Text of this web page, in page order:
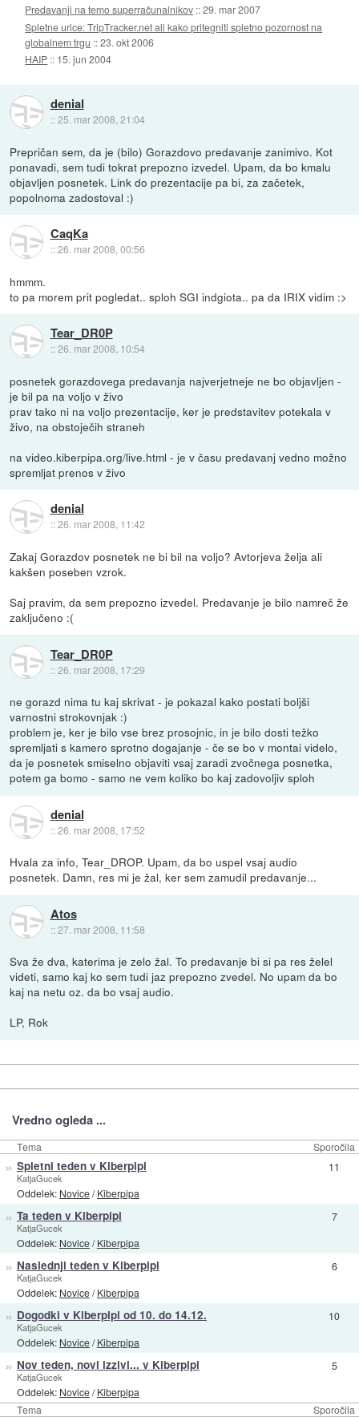
Predavanji na temo superračunalnikov ::29. mar 2007
Spletne urice: TripTracker.net ali kako pritegniti spletno pozornost na
globalnem trgu ::23. okt 2006
HAIP :: 15. jun 2004
denial
::25. mar 2008, 21:04
Prepričan sem, da je (bilo) Gorazdovo predavanje zanimivo. Kot
ponavadi, sem tudi tokrat prepozno izvedel. Upam, da bo kmalu
objavljen posnetek. Link do prezentacije pa bi, za začetek,
popolnoma zadostoval :)
CaqKa
::26. mar 2008, 00:56
hmmm.
to pa morem prit pogledat.. sploh SGI indgiota.. pa da IRIX vidim :>
Tear_DR0P
::26. mar 2008, 10:54
posnetek gorazdovega predavanja najverjetneje ne bo objavljen -
je bil pa na voljo v živo
prav tako ni na voljo prezentacije, ker je predstavitev potekala v
živo, na obstoječih straneh
na video.kiberpipa.org/live.html - je v času predavanj vedno možno
spremljat prenos v živo
denial
::26. mar 2008, 11:42
Zakaj Gorazdov posnetek ne bi bil na voljo? Avtorjeva želja ali
kakšen poseben vzrok.
Saj pravim, da sem prepozno izvedel. Predavanje je bilo namreč že
zaključeno :(
Tear_DR0P
::26. mar 2008, 17:29
ne gorazd nima tu kaj skrivat - je pokazal kako postati boljši
varnostni strokovnjak :)
problem je, ker je bilo vse brez prosojnic, in je bilo dosti težko
spremljati s kamero sprotno dogajanje - če se bo v montai videlo,
da je posnetek smiselno objaviti vsaj zaradi zvočnega posnetka,
potem ga bomo - samo ne vem koliko bo kaj zadovoljiv sploh
denial
::26. mar 2008, 17:52
Hvala za info, Tear_DROP. Upam, da bo uspel vsaj audio
posnetek. Damn, res mi je žal, ker sem zamudil predavanje...
Atos
::27. mar 2008, 11:58
Sva že dva, katerima je zelo žal. To predavanje bi si pa res želel
videti, samo kaj ko sem tudi jaz prepozno zvedel. No upam da bo
kaj na netu oz. da bo vsaj audio.
LP, Rok
Vredno ogleda ...
Tema Sporočila
Tema Sporočila
» Spletni teden v Kiberpipi
KatjaGucek
Oddelek: Novice/Kiberpipa
11
» Ta teden v Kiberpipi
KatjaGucek
Oddelek: Novice/Kiberpipa
7
» Naslednji teden v Kiberpipi
KatjaGucek
Oddelek: Novice/Kiberpipa
6
» Dogodki v Kiberpipi od 10. do 14.12.
KatjaGucek
Oddelek: Novice/Kiberpipa
10
» Nov teden, novi izzivi... v Kiberpipi
KatjaGucek
Oddelek: Novice/Kiberpipa
5